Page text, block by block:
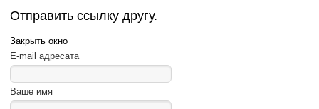
Отправить ссылку другу.
Закрыть окно
E-mail адресата
Ваше имя